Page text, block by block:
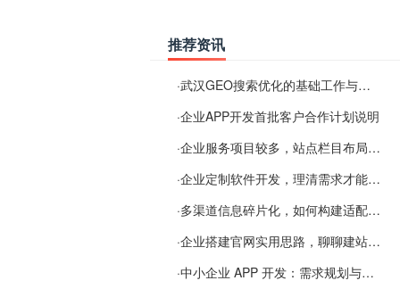
推荐资讯
·武汉GEO搜索优化的基础工作与实施思路
·企业APP开发首批客户合作计划说明
·企业服务项目较多，站点栏目布局规划参考思路
·企业定制软件开发，理清需求才能提升数字化落地效率
·多渠道信息碎片化，如何构建适配 AI 检索的品牌信息源
·企业搭建官网实用思路，聊聊建站容易忽视的问题
·中小企业 APP 开发：需求规划与项目落地避坑经验分享